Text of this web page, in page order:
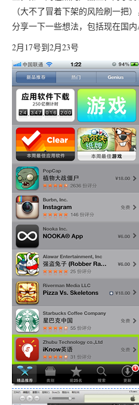
（大不了冒着下架的风险刷一把
分享一下一些想法，包括现在国内
2月17号到2月23号